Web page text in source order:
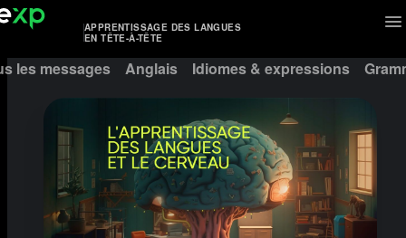
APPRENTISSAGE DES LANGUES
EN TÊTE-À-TÊTE
les messages Anglais Idiomes & expressions